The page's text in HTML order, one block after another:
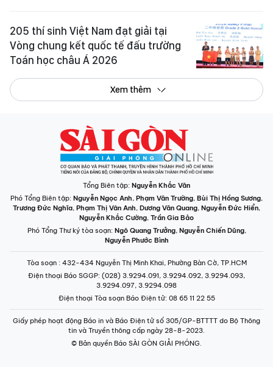
205 thí sinh Việt Nam đạt giải tại
Vòng chung kết quốc tế đấu trường
Toán học châu Á 2026
Xem thêm
Tổng Biên tập: Nguyễn Khắc Văn
Phó Tổng Biên tập: Nguyễn Ngọc Anh, Phạm Văn Trường, Bùi Thị Hồng Sương,
Trương Đức Nghĩa, Phạm Thị Vân Anh, Dương Văn Quang, Nguyễn Đức Hiển,
Nguyễn Khắc Cường, Trần Gia Bảo
Phó Tổng Thư ký tòa soạn: Ngô Quang Trưởng, Nguyễn Chiến Dũng,
Nguyễn Phước Bình
Tòa soạn : 432-434 Nguyễn Thị Minh Khai, Phường Bàn Cờ, TP.HCM
Điện thoại Báo SGGP: (028) 3.9294.091, 3.9294.092, 3.9294.093,
3.9294.097, 3.9294.098
Điện thoại Tòa soạn Báo Điện tử: 08 65 11 22 55
Giấy phép hoạt động Báo in và Báo Điện tử số 305/GP-BTTTT do Bộ Thông
tin và Truyền thông cấp ngày 28-8-2023.
© Bản quyền Báo SÀI GÒN GIẢI PHÓNG.